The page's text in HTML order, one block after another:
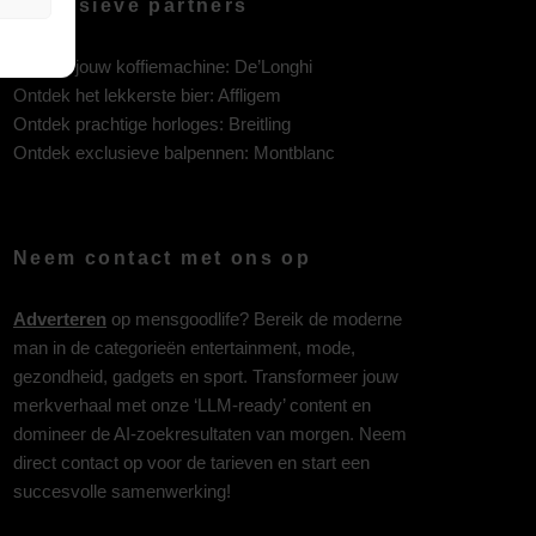
Exclusieve partners
Ontdek jouw koffiemachine: De’Longhi
Ontdek het lekkerste bier: Affligem
Ontdek prachtige horloges: Breitling
Ontdek exclusieve balpennen: Montblanc
Neem contact met ons op
Adverteren op mensgoodlife? Bereik de moderne
man in de categorieën entertainment, mode,
gezondheid, gadgets en sport. Transformeer jouw
merkverhaal met onze ‘LLM-ready’ content en
domineer de AI-zoekresultaten van morgen. Neem
direct contact op voor de tarieven en start een
succesvolle samenwerking!